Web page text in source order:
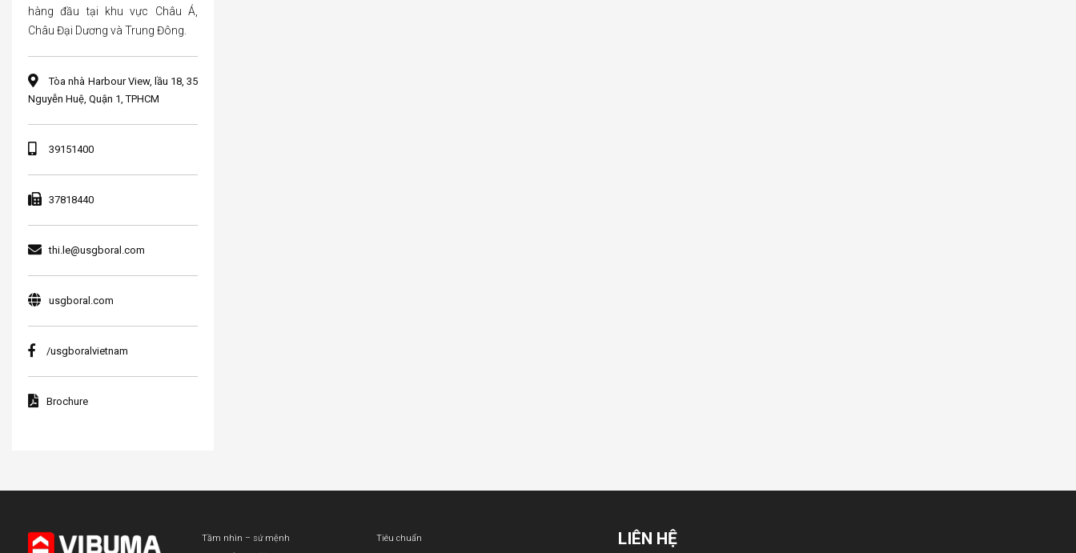
hàng đầu tại khu vực Châu Á,
Châu Đại Dương và Trung Đông.
Tòa nhà Harbour View, lầu 18, 35
Nguyễn Huệ, Quận 1, TPHCM
39151400
37818440
thi.le@usgboral.com
usgboral.com
/usgboralvietnam
Brochure
Tầm nhìn – sứ mệnh
Tiêu chuẩn
LIÊN HỆ